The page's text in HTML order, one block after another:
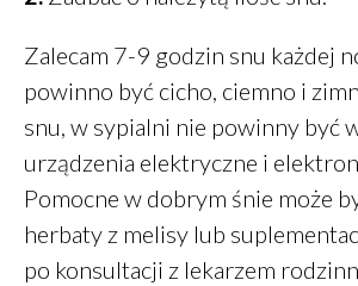
Zaloguj się
Kanał
Kanał
Zalecam 7-9 godzin snu każdej
powinno być cicho, ciemno i
snu, w sypialni nie powinny być
urządzenia elektryczne i
Pomocne w dobrym śnie może
herbaty z melisy lub
po konsultacji z lekarzem